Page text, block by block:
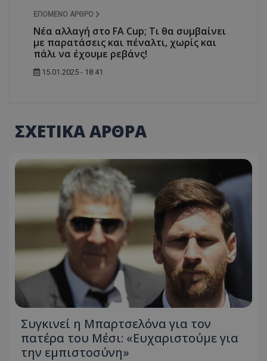
ΕΠΌΜΕΝΟ ΆΡΘΡΟ
Νέα αλλαγή στο FA Cup; Τι θα συμβαίνει
με παρατάσεις και πέναλτι, χωρίς και
πάλι να έχουμε ρεβάνς!
15.01.2025 - 18:41
ΣΧΕΤΙΚΑ ΑΡΘΡΑ
Συγκινεί η Μπαρτσελόνα για τον
πατέρα του Μέσι: «Ευχαριστούμε για
την εμπιστοσύνη»